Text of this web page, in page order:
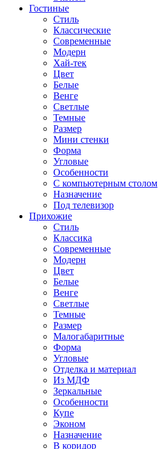
Гостиные
Стиль
Классические
Современные
Модерн
Хай-тек
Цвет
Белые
Венге
Светлые
Темные
Размер
Мини стенки
Форма
Угловые
Особенности
С компьютерным столом
Назначение
Под телевизор
Прихожие
Стиль
Классика
Современные
Модерн
Цвет
Белые
Венге
Светлые
Темные
Размер
Малогабаритные
Форма
Угловые
Отделка и материал
Из МДФ
Зеркальные
Особенности
Купе
Эконом
Назначение
В коридор